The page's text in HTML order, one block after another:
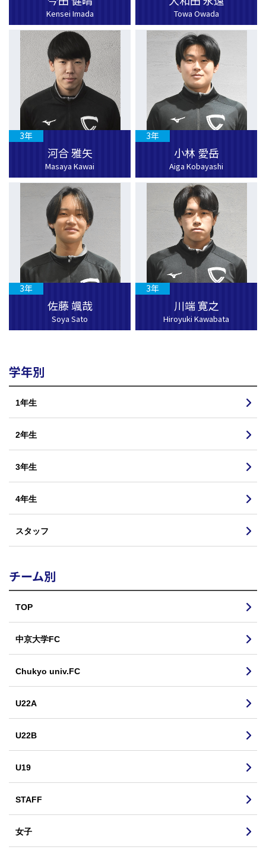
Kensei Imada Towa Owada
河合 雅矢
Masaya Kawai
3年
小林 愛岳
Aiga Kobayashi
3年
佐藤 颯哉
Soya Sato
3年
川端 寛之
Hiroyuki Kawabata
3年
学年別
1年生
2年生
3年生
4年生
スタッフ
チーム別
TOP
中京大学FC
Chukyo univ.FC
U22A
U22B
U19
STAFF
女子